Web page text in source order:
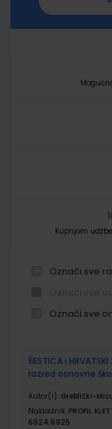
Kupnjom
Označi sve
Označi sve
proizvodi
ŠESTICA i
razred osnovne
Autor(i): Greblički-
Nakladnik: PROFIL
6924;6925